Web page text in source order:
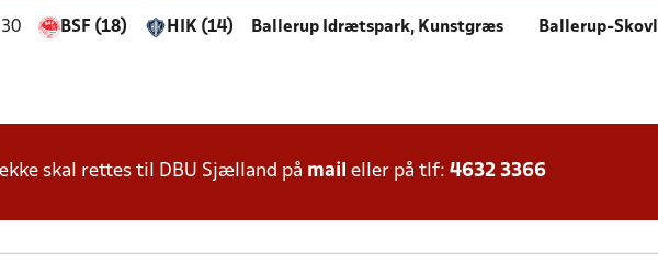
BSF (18) HIK (14) Ballerup Idrætspark, Kunstgræs Ballerup-
skal rettes til DBU Sjælland på mail eller på tlf: 4632 3366